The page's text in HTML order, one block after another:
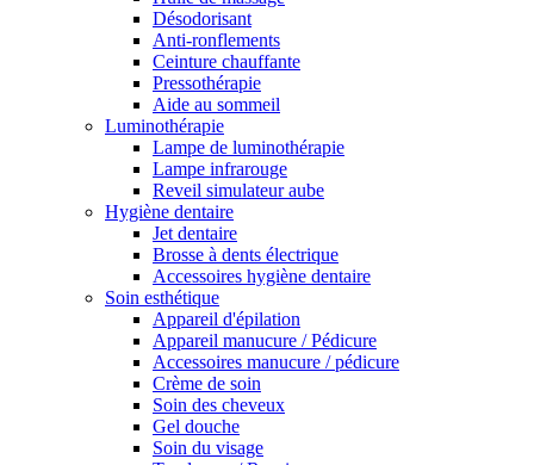
Désodorisant
Anti-ronflements
Ceinture chauffante
Pressothérapie
Aide au sommeil
Luminothérapie
Lampe de luminothérapie
Lampe infrarouge
Reveil simulateur aube
Hygiène dentaire
Jet dentaire
Brosse à dents électrique
Accessoires hygiène dentaire
Soin esthétique
Appareil d'épilation
Appareil manucure / Pédicure
Accessoires manucure / pédicure
Crème de soin
Soin des cheveux
Gel douche
Soin du visage